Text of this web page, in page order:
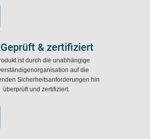
& zertifiziert
ist durch die unabhängige
auf die
Sicherheitsanforderungen hin
überprüft und zertifiziert.